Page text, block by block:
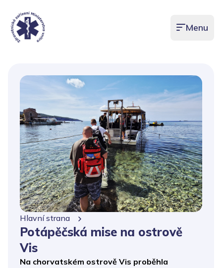
Otevřít
Menu
Hlavní strana
Potápěčská mise na ostrově
Vis
Na chorvatském ostrově Vis proběhla